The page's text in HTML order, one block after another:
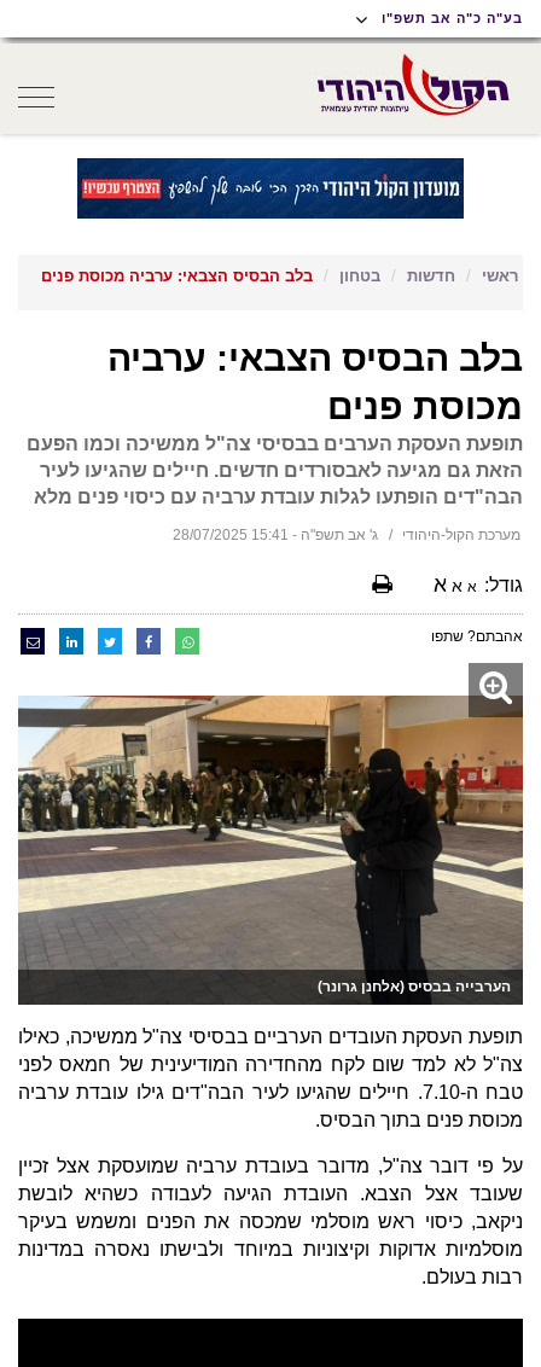
תפריט
נגישות
תפריט
ראשי
תוכן
ראשי
בע"ה כ"ה אב תשפ"ו
ראשי חדשות בטחון בלב הבסיס הצבאי: ערביה מכוסת פנים
בלב הבסיס הצבאי: ערביה
מכוסת פנים
תופעת העסקת הערבים בבסיסי צה"ל ממשיכה וכמו הפעם
הזאת גם מגיעה לאבסורדים חדשים. חיילים שהגיעו לעיר
הבה"דים הופתעו לגלות עובדת ערביה עם כיסוי פנים מלא
מערכת הקול-היהודי ג' אב תשפ"ה - 15:41 28/07/2025
גודל: א א א
אהבתם? שתפו
הערבייה בבסיס (אלחנן גרונר)
תופעת העסקת העובדים הערביים בבסיסי צה"ל ממשיכה, כאילו
צה"ל לא למד שום לקח מהחדירה המודיעינית של חמאס לפני
טבח ה-7.10. חיילים שהגיעו לעיר הבה"דים גילו עובדת ערביה
מכוסת פנים בתוך הבסיס.
על פי דובר צה"ל, מדובר בעובדת ערביה שמועסקת אצל זכיין
שעובד אצל הצבא. העובדת הגיעה לעבודה כשהיא לובשת
ניקאב, כיסוי ראש מוסלמי שמכסה את הפנים ומשמש בעיקר
מוסלמיות אדוקות וקיצוניות במיוחד ולבישתו נאסרה במדינות
רבות בעולם.